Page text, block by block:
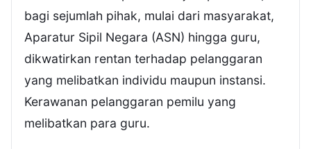
bagi sejumlah pihak, mulai dari masyarakat,
Aparatur Sipil Negara (ASN) hingga guru,
dikwatirkan rentan terhadap pelanggaran
yang melibatkan individu maupun instansi.
Kerawanan pelanggaran pemilu yang
melibatkan para guru.